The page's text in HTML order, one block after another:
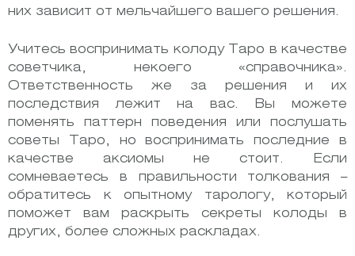
них зависит от мельчайшего вашего решения.
Учитесь воспринимать колоду Таро в качестве
советчика, некоего «справочника».
Ответственность же за решения и их
последствия лежит на вас. Вы можете
поменять паттерн поведения или послушать
советы Таро, но воспринимать последние в
качестве аксиомы не стоит. Если
сомневаетесь в правильности толкования –
обратитесь к опытному тарологу, который
поможет вам раскрыть секреты колоды в
других, более сложных раскладах.